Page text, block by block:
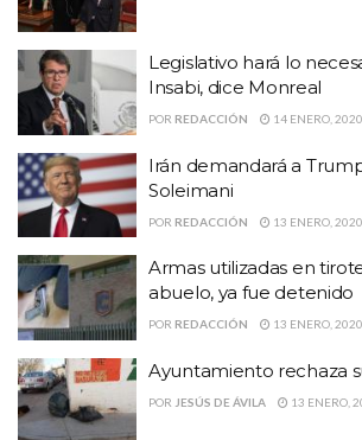
Legislativo hará lo
Insabi, dice Monreal
POR REDACCIÓN 14 ENERO, 2020
Irán demandará a
Soleimani
POR REDACCIÓN 13 ENERO, 2020
Armas utilizadas en
abuelo, ya fue detenido
POR REDACCIÓN 13 ENERO, 2020
Ayuntamiento rechaza
POR JESÚS DE ÁVILA 13 ENERO,